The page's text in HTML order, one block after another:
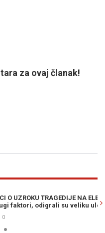
za ovaj članak!
NA ELBRUSU: Vremenski
veliku ulogu